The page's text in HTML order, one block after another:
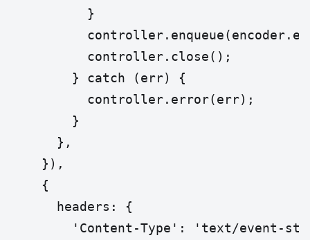
          }
          controller.close();
        } catch (err) {
          controller.error(err);
        }
      },
    }),
    {
      headers: {
'Content-Type': 'text/event-